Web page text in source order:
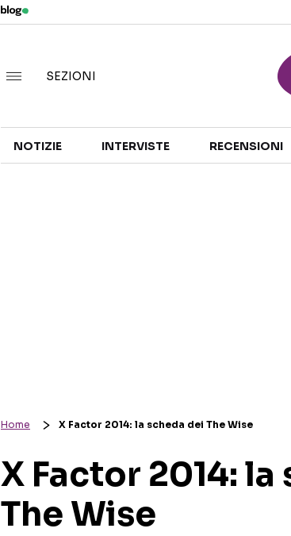
SEZIONI
NOTIZIE INTERVISTE RECENSIONI
Home X Factor 2014: la scheda dei The Wise
X Factor 2014:
The Wise